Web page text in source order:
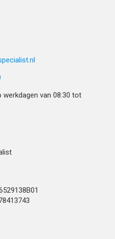
van 08:30 tot